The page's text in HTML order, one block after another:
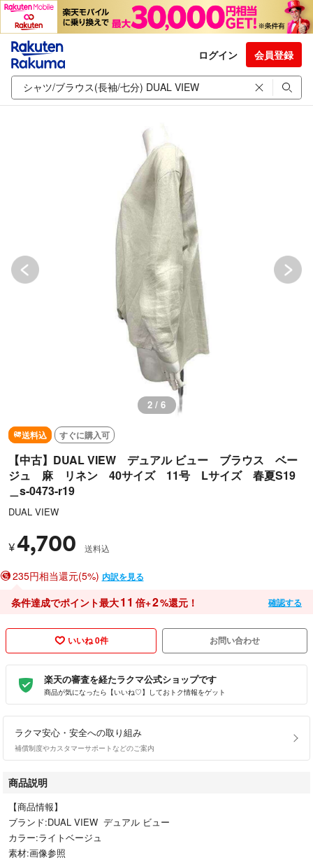
ログイン 会員登録
2 / 6
送料込 すぐに購入可
【中古】DUAL VIEW デュアル ビュー ブラウス ベー
ジュ 麻 リネン 40サイズ 11号 Lサイズ 春夏S19
＿s-0473-r19
DUAL VIEW
¥4,700 送料込
235円相当還元(5%) 内訳を見る
条件達成でポイント最大11 倍+2%還元！ 確認する
いいね 0件 お問い合わせ
楽天の審査を経たラクマ公式ショップです
商品が気になったら【いいね♡】しておトク情報をゲット
ラクマ安心・安全への取り組み
補償制度やカスタマーサポートなどのご案内
商品説明
【商品情報】
ブランド:DUAL VIEW デュアル ビュー
カラー:ライトベージュ
素材:画像参照